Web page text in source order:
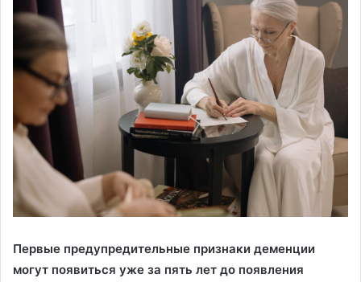
Первые предупредительные признаки деменции
могут появиться уже за пять лет до появления